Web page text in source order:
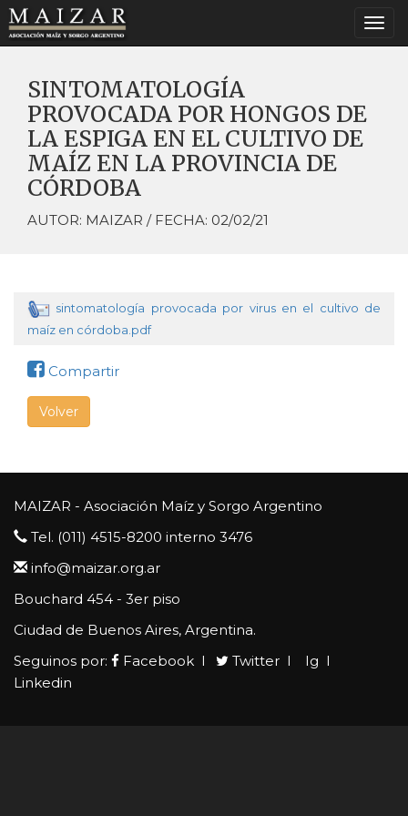
SINTOMATOLOGÍA
PROVOCADA POR HONGOS DE
LA ESPIGA EN EL CULTIVO DE
MAÍZ EN LA PROVINCIA DE
CÓRDOBA
AUTOR: MAIZAR / FECHA: 02/02/21
sintomatología provocada por virus en el cultivo de
maíz en córdoba.pdf
Compartir
Volver
MAIZAR - Asociación Maíz y Sorgo Argentino
Tel. (011) 4515-8200 interno 3476
info@maizar.org.ar
Bouchard 454 - 3er piso
Ciudad de Buenos Aires, Argentina.
Seguinos por:
Facebook l Twitter l Ig l
Linkedin